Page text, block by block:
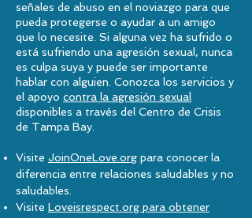
señales de abuso en el noviazgo para que
pueda protegerse o ayudar a un amigo
que lo necesite. Si alguna vez ha sufrido o
está sufriendo una agresión sexual, nunca
es culpa suya y puede ser importante
hablar con alguien. Conozca los servicios y
el apoyo contra la agresión sexual
disponibles a través del Centro de Crisis
de Tampa Bay.
Visite JoinOneLove.org para conocer la
diferencia entre relaciones saludables y no
saludables.
Visite Loveisrespect.org para obtener